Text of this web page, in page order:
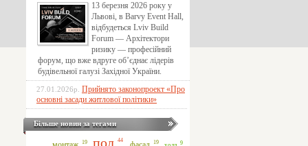
13 березня 2026 року у
Львові, в Barvy Event Hall,
відбудеться Lviv Build
Forum — Архітектори
ризику — професійний
форум, що вже вдруге об’єднає лідерів
будівельної галузі Західної України.
27.01.2026р. Прийнято законопроект «Про
основні засади житлової політики»
Більше новин за тегами
19 пол 44 19 9